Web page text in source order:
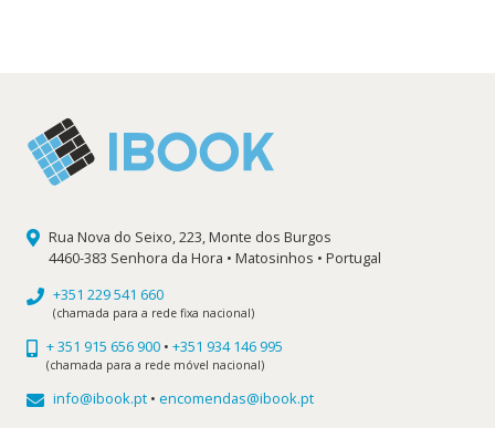
Rua Nova do Seixo, 223, Monte dos Burgos
4460-383 Senhora da Hora • Matosinhos • Portugal
+351 229 541 660
(chamada para a rede fixa nacional)
+ 351 915 656 900 • +351 934 146 995
(chamada para a rede móvel nacional)
info@ibook.pt • encomendas@ibook.pt